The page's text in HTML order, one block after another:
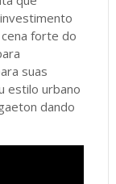
forte do
suas
estilo urbano
dando